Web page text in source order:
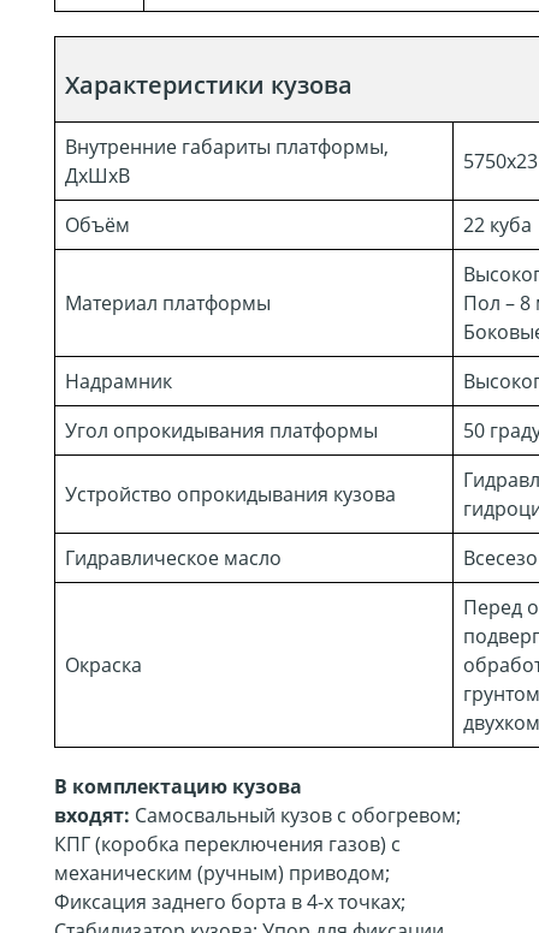
Характеристики кузова
Внутренние габариты платформы,
ДхШхВ
Объём 22 куба
Материал платформы
Пол –
Надрамник
Угол опрокидывания платформы
50
Устройство опрокидывания кузова
Гидравлическое масло
Окраска
Перед
В комплектацию кузова
входят: Самосвальный кузов с обогревом;
КПГ (коробка переключения газов) с
механическим (ручным) приводом;
Фиксация заднего борта в 4-х точках;